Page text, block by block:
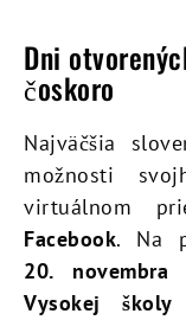
Dni
čoskoro
Najväčšia
možnosti
virtuálnom
Facebook. Na
20. novembra
Vysokej